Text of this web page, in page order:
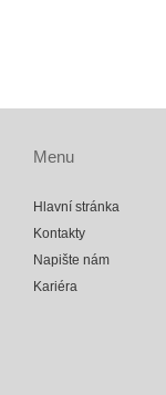
Menu
Hlavní stránka
Kontakty
Napište nám
Kariéra